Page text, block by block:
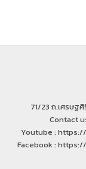
71/23 ถ.เศรษฐ
Contact
Youtube :
Facebook :